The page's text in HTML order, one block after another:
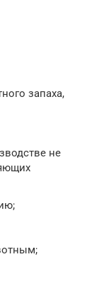
запаха,
не